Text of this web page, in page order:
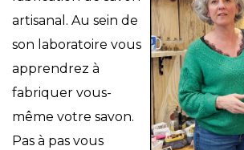
artisanal. Au sein de
son laboratoire vous
apprendrez à
fabriquer vous-
même votre savon.
Pas à pas vous